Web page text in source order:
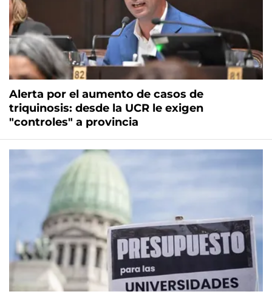
Alerta por el aumento de casos de
triquinosis: desde la UCR le exigen
"controles" a provincia